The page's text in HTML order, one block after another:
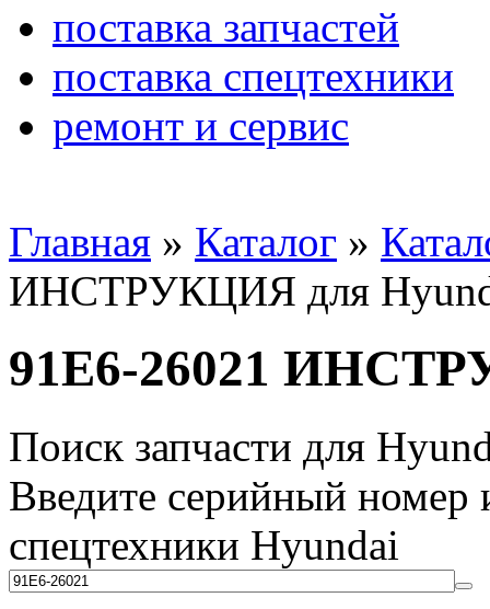
поставка запчастей
поставка спецтехники
ремонт и сервис
Главная » Каталог »
ИНСТРУКЦИЯ для
91E6-26021
Поиск запчасти для
Введите серийный номер
спецтехники Hyundai